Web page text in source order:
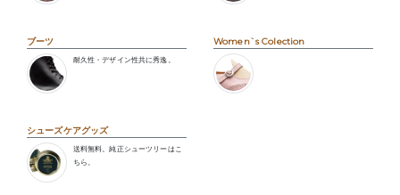
ブーツ
耐久性・デザイン性共に秀逸。
Women`s Colection
シューズケアグッズ
送料無料。純正シューツリーはこ
ちら。